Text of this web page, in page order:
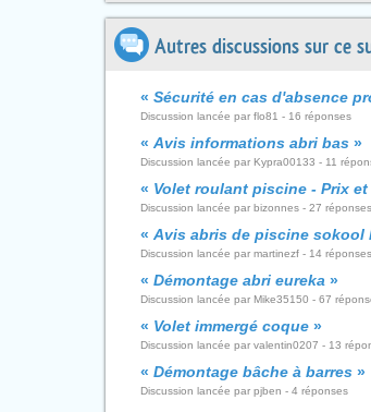
Autres discussions sur ce
« Sécurité en cas d'absence
Discussion lancée par flo81 - 16 réponses
« Avis informations abri bas »
Discussion lancée par Kypra00133 - 11
« Volet roulant piscine - Prix
Discussion lancée par bizonnes - 27 réponses
« Avis abris de piscine sokool
Discussion lancée par martinezf - 14 réponses
« Démontage abri eureka »
Discussion lancée par Mike35150 - 67
« Volet immergé coque »
Discussion lancée par valentin0207 - 13
« Démontage bâche à barres »
Discussion lancée par pjben - 4 réponses